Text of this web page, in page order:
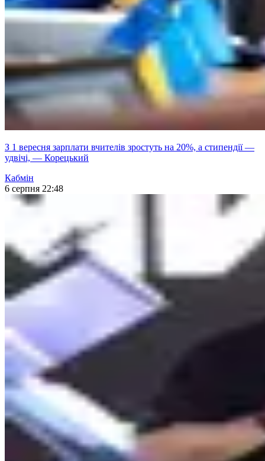
З 1 вересня зарплати вчителів зростуть на 20%, а стипендії —
удвічі, — Корецький
Кабмін
6 серпня 22:48